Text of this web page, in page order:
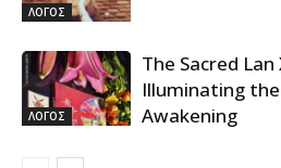
ΛΟΓΟΣ
ΛΟΓΟΣ
The Sacred
Illuminating
Awakening